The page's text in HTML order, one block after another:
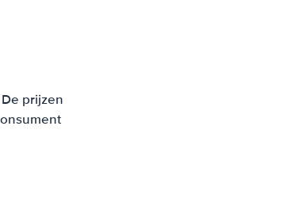
prijzen